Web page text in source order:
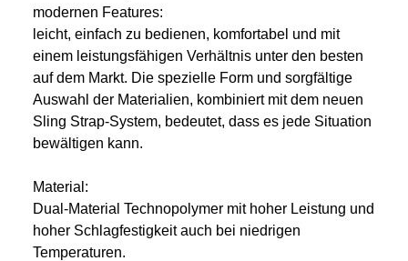
modernen Features:
leicht, einfach zu bedienen, komfortabel und mit
einem leistungsfähigen Verhältnis unter den besten
auf dem Markt. Die spezielle Form und sorgfältige
Auswahl der Materialien, kombiniert mit dem neuen
Sling Strap-System, bedeutet, dass es jede Situation
bewältigen kann.
Material:
Dual-Material Technopolymer mit hoher Leistung und
hoher Schlagfestigkeit auch bei niedrigen
Temperaturen.